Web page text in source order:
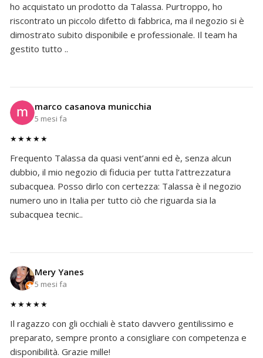
ho acquistato un prodotto da Talassa. Purtroppo, ho
riscontrato un piccolo difetto di fabbrica, ma il negozio si è
dimostrato subito disponibile e professionale. Il team ha
gestito tutto ..
marco casanova municchia
5 mesi fa
★★★★★
Frequento Talassa da quasi vent’anni ed è, senza alcun
dubbio, il mio negozio di fiducia per tutta l’attrezzatura
subacquea. Posso dirlo con certezza: Talassa è il negozio
numero uno in Italia per tutto ciò che riguarda sia la
subacquea tecnic..
Mery Yanes
5 mesi fa
★★★★★
Il ragazzo con gli occhiali è stato davvero gentilissimo e
preparato, sempre pronto a consigliare con competenza e
disponibilità. Grazie mille!